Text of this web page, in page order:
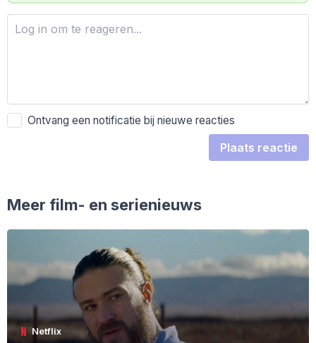
Ontvang een notificatie bij nieuwe reacties
Plaats reactie
Meer film- en serienieuws
Netflix